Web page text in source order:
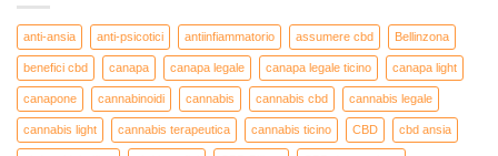
anti-ansia anti-psicotici antiinfiammatorio assumere cbd Bellinzona
benefici cbd canapa canapa legale canapa legale ticino canapa light
canapone cannabinoidi cannabis cannabis cbd cannabis legale
cannabis light cannabis terapeutica cannabis ticino CBD cbd ansia